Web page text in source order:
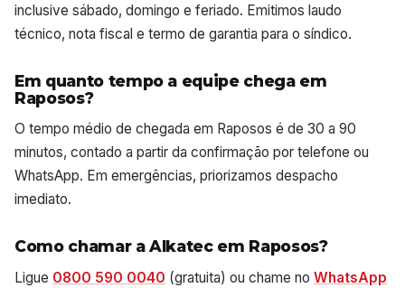
inclusive sábado, domingo e feriado. Emitimos laudo
técnico, nota fiscal e termo de garantia para o síndico.
Em quanto tempo a equipe chega em
Raposos?
O tempo médio de chegada em Raposos é de 30 a 90
minutos, contado a partir da confirmação por telefone ou
WhatsApp. Em emergências, priorizamos despacho
imediato.
Como chamar a Alkatec em Raposos?
Ligue 0800 590 0040 (gratuita) ou chame no WhatsApp